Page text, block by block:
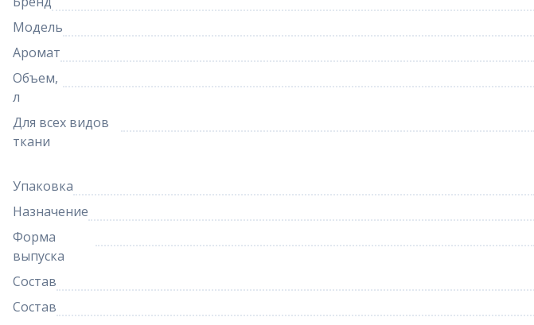
Модель
Аромат
Объем,
л
Для всех видов
ткани
Упаковка
Назначение
Форма
выпуска
Состав
Состав